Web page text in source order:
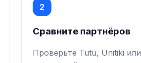
2
Сравните партнёров
Проверьте Tutu, Unitiki